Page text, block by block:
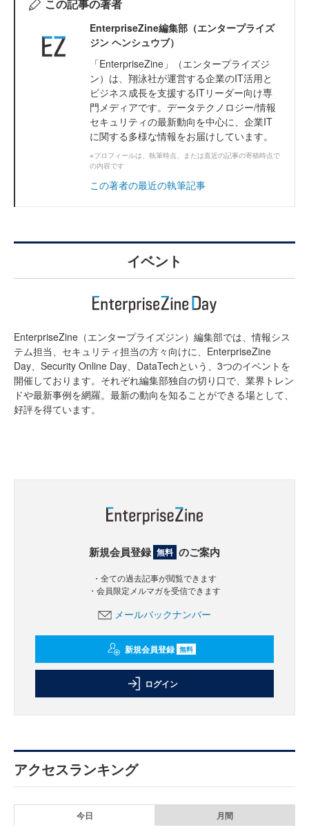
この記事の著者
EnterpriseZine編集部（エンタープライズ
ジン ヘンシュウブ）
「EnterpriseZine」（エンタープライズジ
ン）は、翔泳社が運営する企業のIT活用と
ビジネス成長を支援するITリーダー向け専
門メディアです。データテクノロジー/情報
セキュリティの最新動向を中心に、企業IT
に関する多様な情報をお届けしています。
※プロフィールは、執筆時点、または直近の記事の寄稿時点で
の内容です
この著者の最近の執筆記事
イベント
EnterpriseZine（エンタープライズジン）編集部では、情報シス
テム担当、セキュリティ担当の方々向けに、EnterpriseZine
Day、Security Online Day、DataTechという、3つのイベントを
開催しております。それぞれ編集部独自の切り口で、業界トレン
ドや最新事例を網羅。最新の動向を知ることができる場として、
好評を得ています。
新規会員登録 無料 のご案内
・全ての過去記事が閲覧できます
・会員限定メルマガを受信できます
メールバックナンバー
新規会員登録 無料
ログイン
アクセスランキング
今日 月間